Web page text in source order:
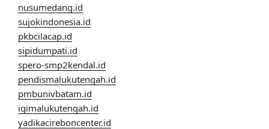
nusumedang.id
sujokindonesia.id
pkbcilacap.id
sipidumpati.id
spero-smp2kendal.id
pendismalukutengah.id
pmbunivbatam.id
igimalukutengah.id
yadikacireboncenter.id